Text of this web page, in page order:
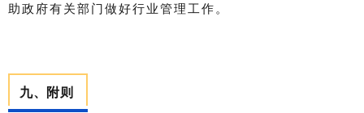
助政府有关部门做好行业管理工作。
九、附则